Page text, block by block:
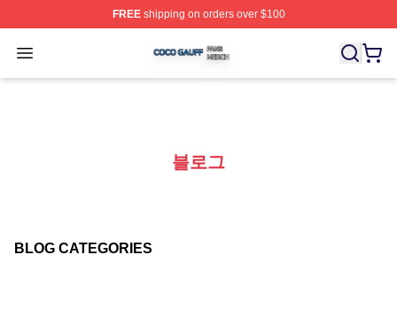
FREEshipping on orders over $100
Open menu
Coco Gauff Shop ⚡️ Officially Licensed Coco Gauff
블로그
BLOG CATEGORIES